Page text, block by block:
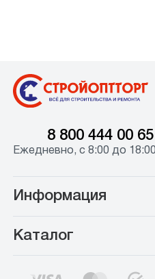
8 800 444 00 65
Ежедневно, с 8:00 до 18:00
Информация
Каталог